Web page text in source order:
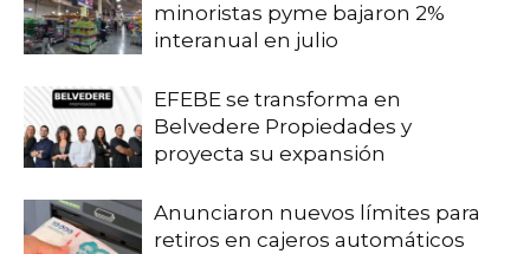
minoristas pyme bajaron 2%
interanual en julio
EFEBE se transforma en
Belvedere Propiedades y
proyecta su expansión
Anunciaron nuevos límites para
retiros en cajeros automáticos